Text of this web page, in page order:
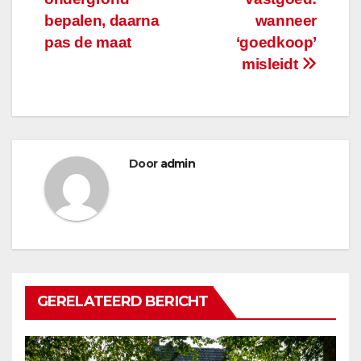
wanneer
‘goedkoop’
misleidt
bepalen, daarna
pas de maat
Door admin
GERELATEERD BERICHT